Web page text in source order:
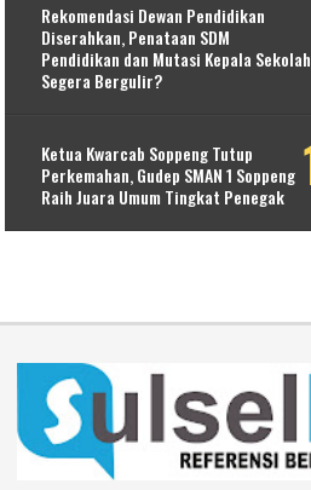
Rekomendasi Dewan Pendidikan
Diserahkan, Penataan SDM
Pendidikan dan Mutasi Kepala Sekolah
Segera Bergulir?
Ketua Kwarcab Soppeng Tutup
Perkemahan, Gudep SMAN 1 Soppeng
Raih Juara Umum Tingkat Penegak